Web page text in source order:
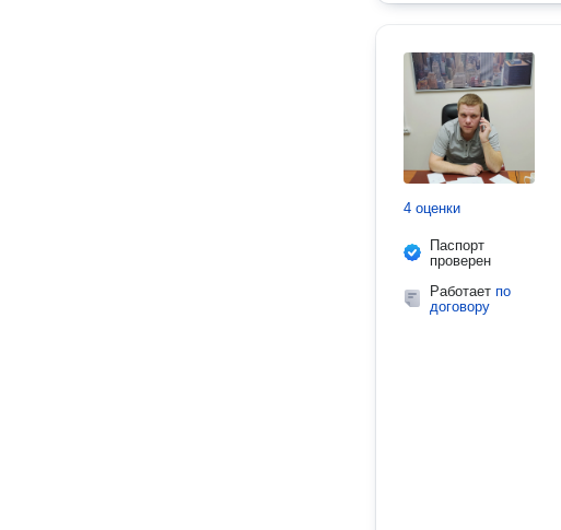
4 оценки
Паспорт
проверен
Работает по
договору